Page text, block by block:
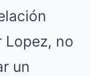
Lopez, no
un